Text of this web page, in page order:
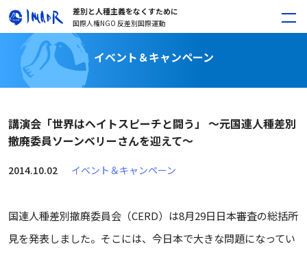
差別と人種主義をなくすために
国際人権NGO 反差別国際運動
イベント＆キャンペーン
講演会「世界はヘイトスピーチと闘う」 〜元国連人種差別
撤廃委員ソーンベリーさんを迎えて〜
2014.10.02 イベント＆キャンペーン
国連人種差別撤廃委員会（CERD）は8月29日日本審査の総括所
見を発表しました。そこには、今日本で大きな問題になってい